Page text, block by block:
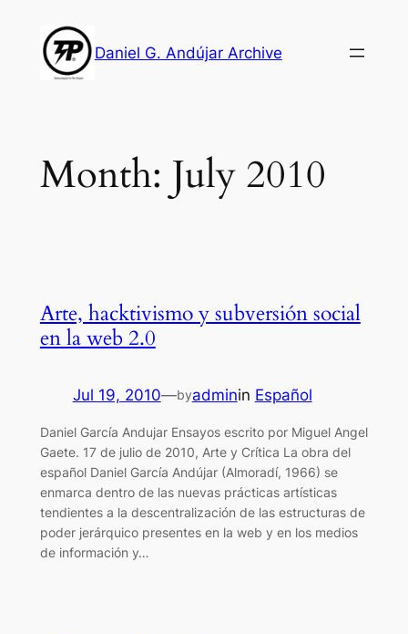
content
Daniel G. Andújar Archive
Month: July 2010
Arte, hacktivismo y subversión social
en la web 2.0
Jul 19, 2010—byadminin Español
Daniel García Andujar Ensayos escrito por Miguel Angel
Gaete. 17 de julio de 2010, Arte y Crítica La obra del
español Daniel García Andújar (Almoradí, 1966) se
enmarca dentro de las nuevas prácticas artísticas
tendientes a la descentralización de las estructuras de
poder jerárquico presentes en la web y en los medios
de información y…